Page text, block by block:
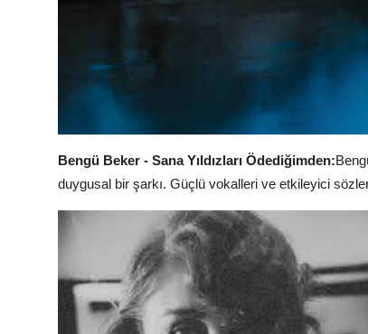
Bengü Beker - Sana Yıldızları Ödediğimden:
duygusal bir şarkı. Güçlü vokalleri ve etkileyici